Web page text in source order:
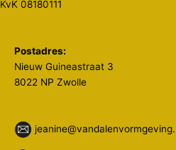
KvK 08180111
Postadres:
Nieuw Guineastraat 3
8022 NP Zwolle